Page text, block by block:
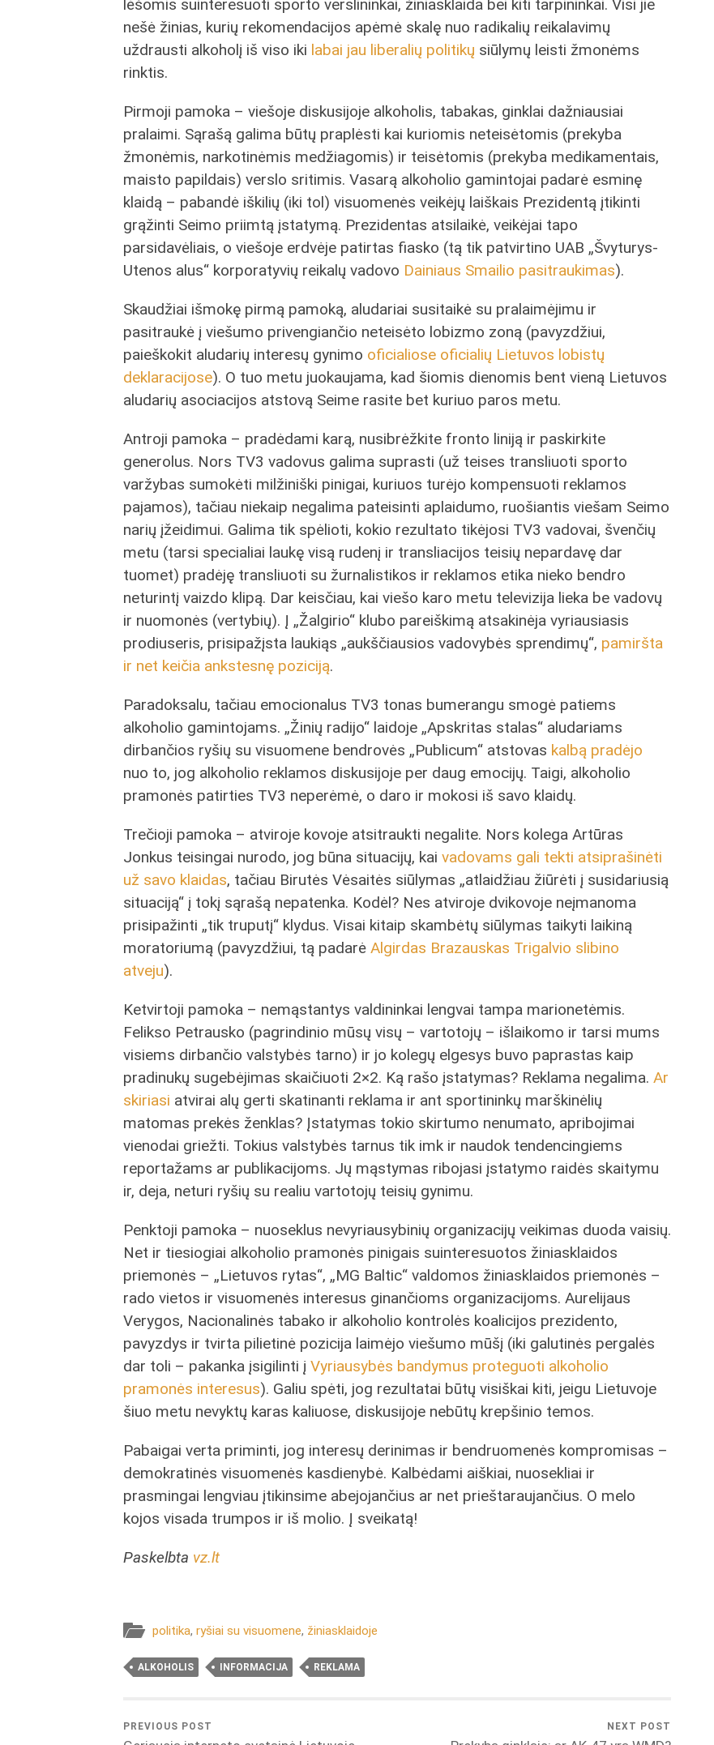
lėšomis suinteresuoti sporto verslininkai, žiniasklaida bei kiti tarpininkai. Visi jie
nešė žinias, kurių rekomendacijos apėmė skalę nuo radikalių reikalavimų
uždrausti alkoholį iš viso iki labai jau liberalių politikų siūlymų leisti žmonėms
rinktis.
Pirmoji pamoka – viešoje diskusijoje alkoholis, tabakas, ginklai dažniausiai
pralaimi. Sąrašą galima būtų praplėsti kai kuriomis neteisėtomis (prekyba
žmonėmis, narkotinėmis medžiagomis) ir teisėtomis (prekyba medikamentais,
maisto papildais) verslo sritimis. Vasarą alkoholio gamintojai padarė esminę
klaidą – pabandė iškilių (iki tol) visuomenės veikėjų laiškais Prezidentą įtikinti
grąžinti Seimo priimtą įstatymą. Prezidentas atsilaikė, veikėjai tapo
parsidavėliais, o viešoje erdvėje patirtas fiasko (tą tik patvirtino UAB „Švyturys-
Utenos alus“ korporatyvių reikalų vadovo Dainiaus Smailio pasitraukimas).
Skaudžiai išmokę pirmą pamoką, aludariai susitaikė su pralaimėjimu ir
pasitraukė į viešumo privengiančio neteisėto lobizmo zoną (pavyzdžiui,
paieškokit aludarių interesų gynimo oficialiose oficialių Lietuvos lobistų
deklaracijose). O tuo metu juokaujama, kad šiomis dienomis bent vieną Lietuvos
aludarių asociacijos atstovą Seime rasite bet kuriuo paros metu.
Antroji pamoka – pradėdami karą, nusibrėžkite fronto liniją ir paskirkite
generolus. Nors TV3 vadovus galima suprasti (už teises transliuoti sporto
varžybas sumokėti milžiniški pinigai, kuriuos turėjo kompensuoti reklamos
pajamos), tačiau niekaip negalima pateisinti aplaidumo, ruošiantis viešam Seimo
narių įžeidimui. Galima tik spėlioti, kokio rezultato tikėjosi TV3 vadovai, švenčių
metu (tarsi specialiai laukę visą rudenį ir transliacijos teisių nepardavę dar
tuomet) pradėję transliuoti su žurnalistikos ir reklamos etika nieko bendro
neturintį vaizdo klipą. Dar keisčiau, kai viešo karo metu televizija lieka be vadovų
ir nuomonės (vertybių). Į „Žalgirio“ klubo pareiškimą atsakinėja vyriausiasis
prodiuseris, prisipažįsta laukiąs „aukščiausios vadovybės sprendimų“, pamiršta
ir net keičia ankstesnę poziciją.
Paradoksalu, tačiau emocionalus TV3 tonas bumerangu smogė patiems
alkoholio gamintojams. „Žinių radijo“ laidoje „Apskritas stalas“ aludariams
dirbančios ryšių su visuomene bendrovės „Publicum“ atstovas kalbą pradėjo
nuo to, jog alkoholio reklamos diskusijoje per daug emocijų. Taigi, alkoholio
pramonės patirties TV3 neperėmė, o daro ir mokosi iš savo klaidų.
Trečioji pamoka – atviroje kovoje atsitraukti negalite. Nors kolega Artūras
Jonkus teisingai nurodo, jog būna situacijų, kai vadovams gali tekti atsiprašinėti
už savo klaidas, tačiau Birutės Vėsaitės siūlymas „atlaidžiau žiūrėti į susidariusią
situaciją“ į tokį sąrašą nepatenka. Kodėl? Nes atviroje dvikovoje neįmanoma
prisipažinti „tik truputį“ klydus. Visai kitaip skambėtų siūlymas taikyti laikiną
moratoriumą (pavyzdžiui, tą padarė Algirdas Brazauskas Trigalvio slibino
atveju).
Ketvirtoji pamoka – nemąstantys valdininkai lengvai tampa marionetėmis.
Felikso Petrausko (pagrindinio mūsų visų – vartotojų – išlaikomo ir tarsi mums
visiems dirbančio valstybės tarno) ir jo kolegų elgesys buvo paprastas kaip
pradinukų sugebėjimas skaičiuoti 2×2. Ką rašo įstatymas? Reklama negalima. Ar
skiriasi atvirai alų gerti skatinanti reklama ir ant sportininkų marškinėlių
matomas prekės ženklas? Įstatymas tokio skirtumo nenumato, apribojimai
vienodai griežti. Tokius valstybės tarnus tik imk ir naudok tendencingiems
reportažams ar publikacijoms. Jų mąstymas ribojasi įstatymo raidės skaitymu
ir, deja, neturi ryšių su realiu vartotojų teisių gynimu.
Penktoji pamoka – nuoseklus nevyriausybinių organizacijų veikimas duoda vaisių.
Net ir tiesiogiai alkoholio pramonės pinigais suinteresuotos žiniasklaidos
priemonės – „Lietuvos rytas“, „MG Baltic“ valdomos žiniasklaidos priemonės –
rado vietos ir visuomenės interesus ginančioms organizacijoms. Aurelijaus
Verygos, Nacionalinės tabako ir alkoholio kontrolės koalicijos prezidento,
pavyzdys ir tvirta pilietinė pozicija laimėjo viešumo mūšį (iki galutinės pergalės
dar toli – pakanka įsigilinti į Vyriausybės bandymus proteguoti alkoholio
pramonės interesus). Galiu spėti, jog rezultatai būtų visiškai kiti, jeigu Lietuvoje
šiuo metu nevyktų karas kaliuose, diskusijoje nebūtų krepšinio temos.
Pabaigai verta priminti, jog interesų derinimas ir bendruomenės kompromisas –
demokratinės visuomenės kasdienybė. Kalbėdami aiškiai, nuosekliai ir
prasmingai lengviau įtikinsime abejojančius ar net prieštaraujančius. O melo
kojos visada trumpos ir iš molio. Į sveikatą!
Paskelbta vz.lt
politika, ryšiai su visuomene, žiniasklaidoje
ALKOHOLIS INFORMACIJA REKLAMA
PREVIOUS POST NEXT POST